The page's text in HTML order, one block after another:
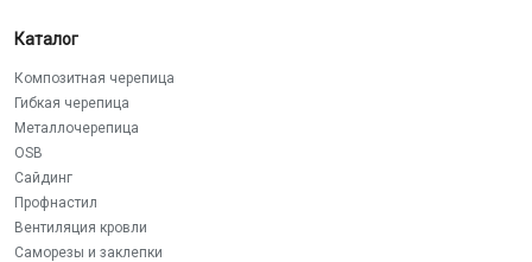
Каталог
Композитная черепица
Гибкая черепица
Металлочерепица
OSB
Сайдинг
Профнастил
Вентиляция кровли
Саморезы и заклепки